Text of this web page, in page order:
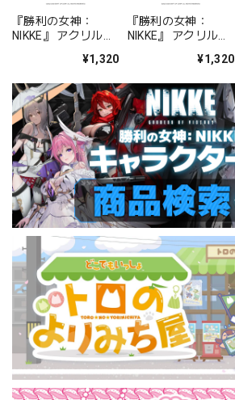
『勝利の女神：
NIKKE』 アクリルス
¥1,320
『勝利の女神：
NIKKE』 アクリルス
ォーチュンメイト
¥1,320